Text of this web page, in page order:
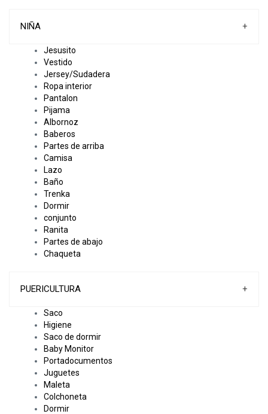
NIÑA +
Jesusito
Vestido
Jersey/Sudadera
Ropa interior
Pantalon
Pijama
Albornoz
Baberos
Partes de arriba
Camisa
Lazo
Baño
Trenka
Dormir
conjunto
Ranita
Partes de abajo
Chaqueta
PUERICULTURA +
Saco
Higiene
Saco de dormir
Baby Monitor
Portadocumentos
Juguetes
Maleta
Colchoneta
Dormir